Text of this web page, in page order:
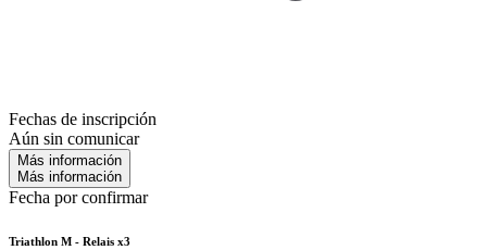
Fechas de inscripción
Aún sin comunicar
Más información
Más información
Fecha por confirmar
Triathlon M - Relais x3